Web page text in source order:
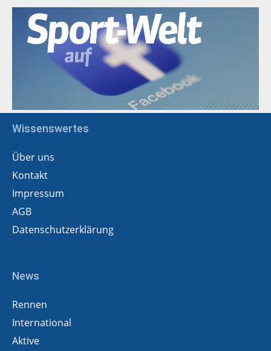
Wissenswertes
Über uns
Kontakt
Impressum
AGB
Datenschutzerklärung
News
Rennen
International
Aktive